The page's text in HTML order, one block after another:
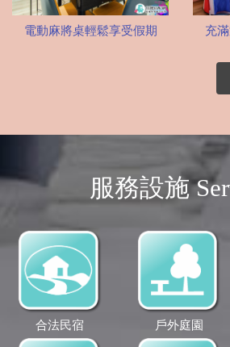
電動麻將桌輕鬆享受假期 充
服務設施
合法民宿 戶外庭園